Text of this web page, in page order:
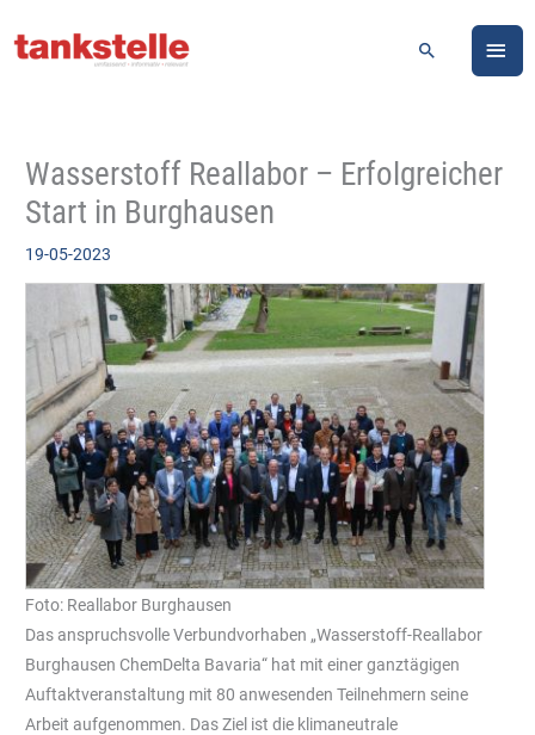
Inhalt
Suchen
Wasserstoff Reallabor – Erfolgreicher
Start in Burghausen
19-05-2023
Foto: Reallabor Burghausen
Das anspruchsvolle Verbundvorhaben „Wasserstoff-Reallabor
Burghausen ChemDelta Bavaria“ hat mit einer ganztägigen
Auftaktveranstaltung mit 80 anwesenden Teilnehmern seine
Arbeit aufgenommen. Das Ziel ist die klimaneutrale